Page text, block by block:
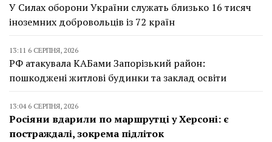
У Силах оборони України служать близько 16 тисяч
іноземних добровольців із 72 країн
13:11 6 СЕРПНЯ, 2026
РФ атакувала КАБами Запорізький район:
пошкоджені житлові будинки та заклад освіти
13:04 6 СЕРПНЯ, 2026
Росіяни вдарили по маршрутці у Херсоні: є
постраждалі, зокрема підліток